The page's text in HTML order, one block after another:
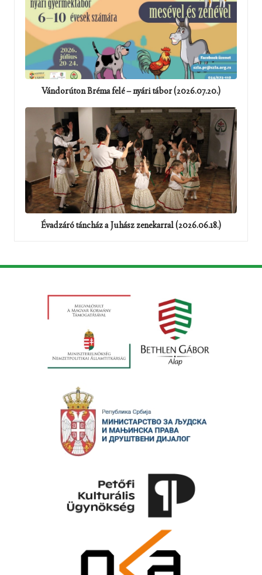
Vándorúton Bréma felé – nyári tábor (2026.07.20.)
Évadzáró táncház a Juhász zenekarral (2026.06.18.)